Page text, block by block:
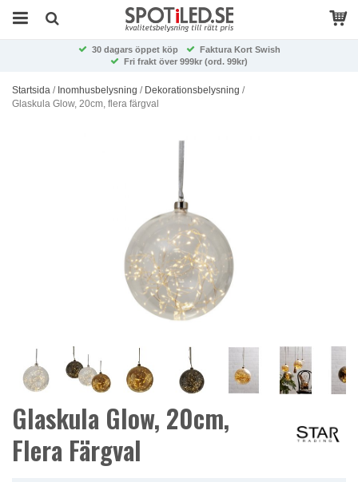
30 dagars öppet köp
Faktura Kort Swish
Fri frakt över 999kr (ord. 99kr)
Startsida / Inomhusbelysning / Dekorationsbelysning /
Glaskula Glow, 20cm, flera färgval
Glaskula Glow, 20cm,
Flera Färgval